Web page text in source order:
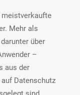
Mehr als
über
–
aus der
Datenschutz